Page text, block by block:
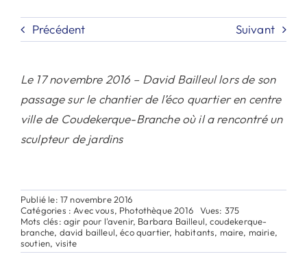
Précédent Suivant
Le 17 novembre 2016 – David Bailleul lors de son
passage sur le chantier de l’éco quartier en centre
ville de Coudekerque-Branche où il a rencontré un
sculpteur de jardins
Publié le: 17 novembre 2016
Catégories : Avec vous, Photothèque 2016
Vues: 375
Mots clés: agir pour l'avenir, Barbara Bailleul,coudekerque-
branche, david bailleul,éco quartier, habitants, maire, mairie,
soutien, visite